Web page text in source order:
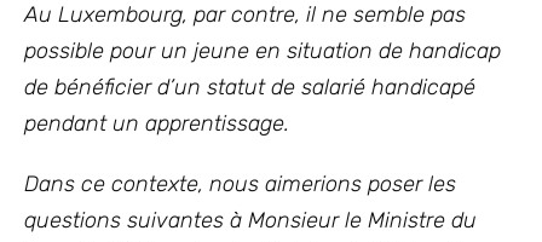
Au Luxembourg, par contre, il ne semble pas
possible pour un jeune en situation de handicap
de bénéficier d’un statut de salarié handicapé
pendant un apprentissage.
Dans ce contexte, nous aimerions poser les
questions suivantes à Monsieur le Ministre du